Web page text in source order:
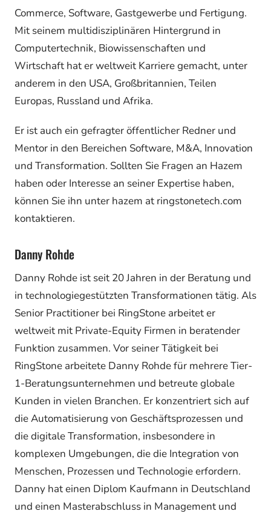
Commerce, Software, Gastgewerbe und Fertigung.
Mit seinem multidisziplinären Hintergrund in
Computertechnik, Biowissenschaften und
Wirtschaft hat er weltweit Karriere gemacht, unter
anderem in den USA, Großbritannien, Teilen
Europas, Russland und Afrika.
Er ist auch ein gefragter öffentlicher Redner und
Mentor in den Bereichen Software, M&A, Innovation
und Transformation. Sollten Sie Fragen an Hazem
haben oder Interesse an seiner Expertise haben,
können Sie ihn unter hazem at ringstonetech.com
kontaktieren.
Danny Rohde
Danny Rohde ist seit 20 Jahren in der Beratung und
in technologiegestützten Transformationen tätig. Als
Senior Practitioner bei RingStone arbeitet er
weltweit mit Private-Equity Firmen in beratender
Funktion zusammen. Vor seiner Tätigkeit bei
RingStone arbeitete Danny Rohde für mehrere Tier-
1-Beratungsunternehmen und betreute globale
Kunden in vielen Branchen. Er konzentriert sich auf
die Automatisierung von Geschäftsprozessen und
die digitale Transformation, insbesondere in
komplexen Umgebungen, die die Integration von
Menschen, Prozessen und Technologie erfordern.
Danny hat einen Diplom Kaufmann in Deutschland
und einen Masterabschluss in Management und